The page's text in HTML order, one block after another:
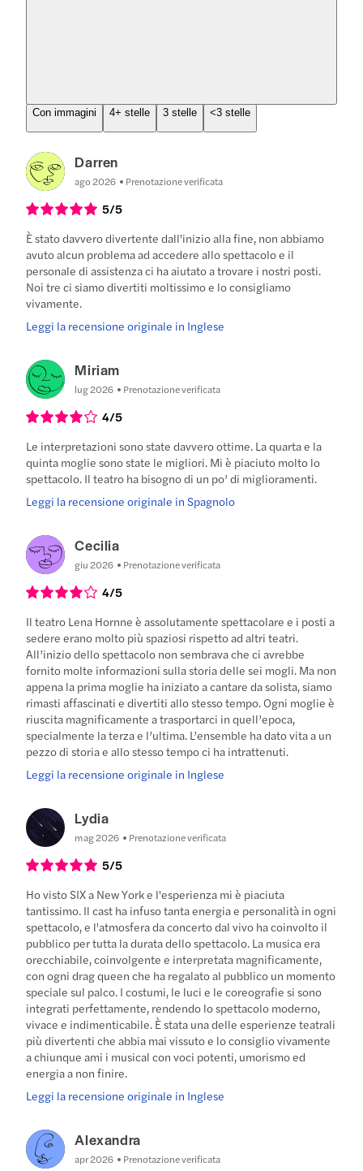
Con immagini 4+ stelle 3 stelle <3 stelle
Darren
ago 2026 Prenotazione verificata
5/5
È stato davvero divertente dall'inizio alla fine, non abbiamo
avuto alcun problema ad accedere allo spettacolo e il
personale di assistenza ci ha aiutato a trovare i nostri posti.
Noi tre ci siamo divertiti moltissimo e lo consigliamo
vivamente.
Leggi la recensione originale in Inglese
Miriam
lug 2026 Prenotazione verificata
4/5
Le interpretazioni sono state davvero ottime. La quarta e la
quinta moglie sono state le migliori. Mi è piaciuto molto lo
spettacolo. Il teatro ha bisogno di un po’ di miglioramenti.
Leggi la recensione originale in Spagnolo
Cecilia
giu 2026 Prenotazione verificata
4/5
Il teatro Lena Hornne è assolutamente spettacolare e i posti a
sedere erano molto più spaziosi rispetto ad altri teatri.
All’inizio dello spettacolo non sembrava che ci avrebbe
fornito molte informazioni sulla storia delle sei mogli. Ma non
appena la prima moglie ha iniziato a cantare da solista, siamo
rimasti affascinati e divertiti allo stesso tempo. Ogni moglie è
riuscita magnificamente a trasportarci in quell’epoca,
specialmente la terza e l’ultima. L’ensemble ha dato vita a un
pezzo di storia e allo stesso tempo ci ha intrattenuti.
Leggi la recensione originale in Inglese
Lydia
mag 2026 Prenotazione verificata
5/5
Ho visto SIX a New York e l'esperienza mi è piaciuta
tantissimo. Il cast ha infuso tanta energia e personalità in ogni
spettacolo, e l'atmosfera da concerto dal vivo ha coinvolto il
pubblico per tutta la durata dello spettacolo. La musica era
orecchiabile, coinvolgente e interpretata magnificamente,
con ogni drag queen che ha regalato al pubblico un momento
speciale sul palco. I costumi, le luci e le coreografie si sono
integrati perfettamente, rendendo lo spettacolo moderno,
vivace e indimenticabile. È stata una delle esperienze teatrali
più divertenti che abbia mai vissuto e lo consiglio vivamente
a chiunque ami i musical con voci potenti, umorismo ed
energia a non finire.
Leggi la recensione originale in Inglese
Alexandra
apr 2026 Prenotazione verificata